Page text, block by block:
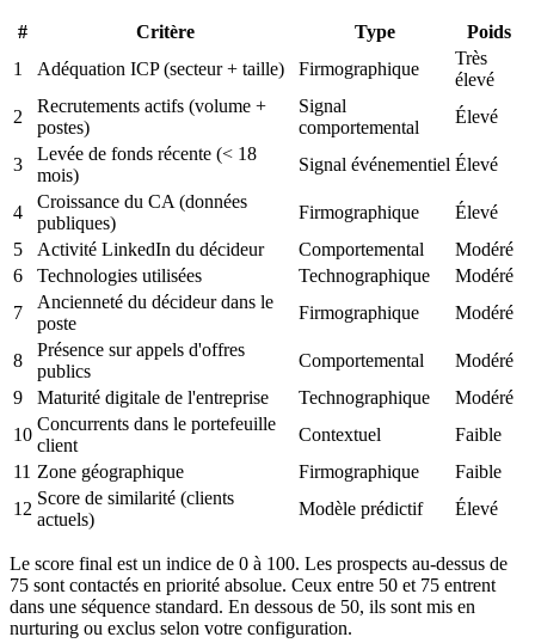
# Critère Type
Poids
1
Adéquation ICP (secteur + taille) Firmographique
Très
élevé
2
Recrutements actifs (volume +
postes)
Signal
comportemental
Élevé
3
Levée de fonds récente (< 18
mois)
Signal événementiel Élevé
4
Croissance du CA (données
publiques)
Firmographique
Élevé
5
Activité LinkedIn du décideur Comportemental
Modéré
6
Technologies utilisées Technographique
Modéré
7
Ancienneté du décideur dans le
poste
Firmographique Modéré
8
Présence sur appels d'offres
publics
Comportemental
Modéré
9
Maturité digitale de l'entreprise Technographique
Modéré
10
Concurrents dans le portefeuille
client
Contextuel
Faible
11 Zone géographique Firmographique
Faible
12
Score de similarité (clients
actuels)
Modèle prédictif Élevé
Le score final est un indice de 0 à 100. Les prospects au-dessus de
75 sont contactés en priorité absolue. Ceux entre 50 et 75 entrent
dans une séquence standard. En dessous de 50, ils sont mis en
nurturing ou exclus selon votre configuration.